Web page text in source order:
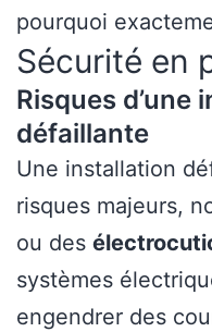
pourquoi
Sécurité en
Risques d’une
défaillante
Une installation
risques majeurs,
ou des
systèmes
engendrer des